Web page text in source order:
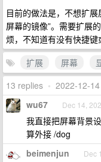
目前的做法是，不想扩展
屏幕的镜像”。需要扩展
烦，不知道有没有快捷键
扩展
屏幕
13 replies • 2022-12-
wu67 Dec 14,
我直接把屏幕背景
算外接 /dog
beimenjun Dec